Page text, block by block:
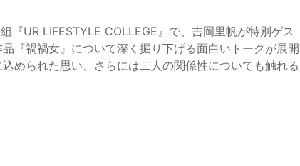
UR LIFESTYLE COLLEGE』で、吉岡里帆が特別ゲス
『禍禍女』について深く掘り下げる面白いトークが展開
められた思い、さらには二人の関係性についても触れる